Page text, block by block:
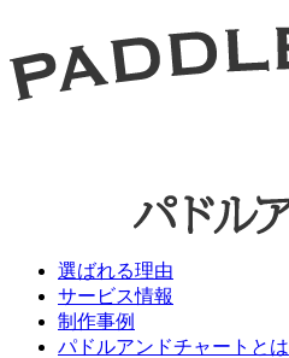
選ばれる理由
サービス情報
制作事例
パドルアンドチャートとは